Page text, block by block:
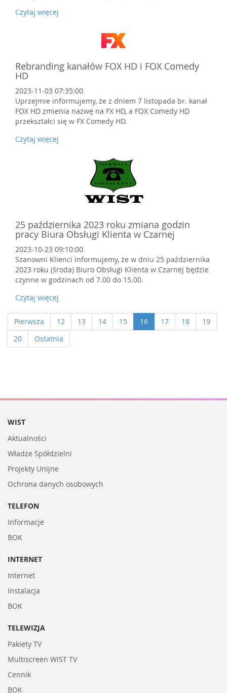
Czytaj więcej
Rebranding kanałów FOX HD i FOX Comedy
HD
2023-11-03 07:35:00
Uprzejmie informujemy, że z dniem 7 listopada br. kanał
FOX HD zmienia nazwę na FX HD, a FOX Comedy HD
przekształci się w FX Comedy HD.
Czytaj więcej
25 października 2023 roku zmiana godzin
pracy Biura Obsługi Klienta w Czarnej
2023-10-23 09:10:00
Szanowni Klienci Informujemy, że w dniu 25 października
2023 roku (środa) Biuro Obsługi Klienta w Czarnej będzie
czynne w godzinach od 7.00 do 15.00.
Czytaj więcej
Pierwsza 12 13 14 15 16 17 18
19
20
Ostatnia
WIST
Aktualności
Władze Spółdzielni
Projekty Unijne
Ochrona danych osobowych
TELEFON
Informacje
BOK
INTERNET
Internet
Instalacja
BOK
TELEWIZJA
Pakiety TV
Multiscreen WIST TV
Cennik
BOK